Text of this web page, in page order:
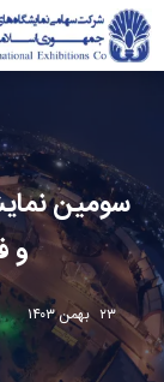
سومین
و
۲۳ بهمن ۱۴۰۳